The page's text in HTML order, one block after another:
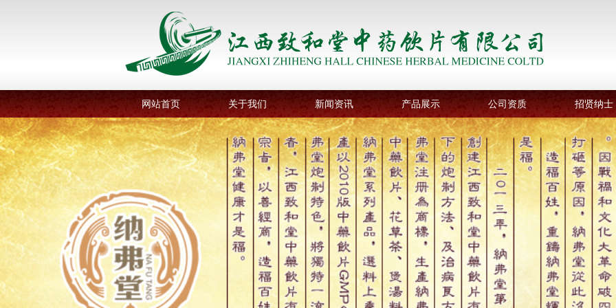
网站首页 关于我们 新闻资讯 产品展示 公司资质 招贤纳士